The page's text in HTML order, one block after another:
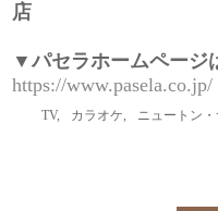
店
▼パセラホームページ
https://www.pasela.co.jp/
TV, カラオケ ニュートン